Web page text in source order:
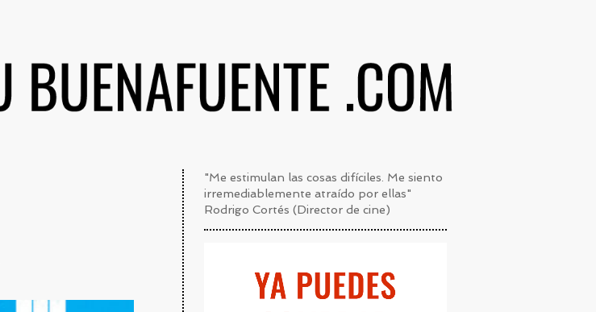
"Me estimulan las cosas difíciles. Me siento
irremediablemente atraído por ellas"
Rodrigo Cortés (Director de cine)